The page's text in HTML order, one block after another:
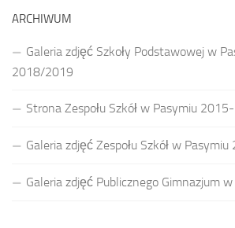
ARCHIWUM
Galeria zdjęć Szkoły Podstawowej w
2018/2019
Strona Zespołu Szkół w Pasymiu
Galeria zdjęć Zespołu Szkół w
Galeria zdjęć Publicznego Gimnazjum